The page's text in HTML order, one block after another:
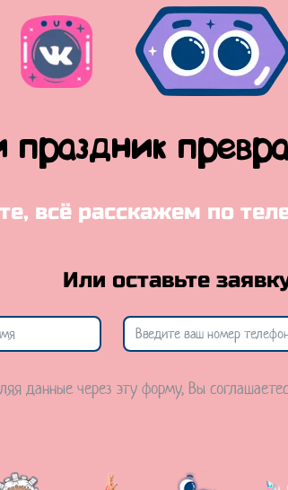
всё расскажем по
Или оставьте
данные через эту форму, Вы